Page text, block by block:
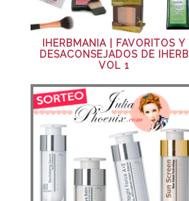
IHERBMANIA | FAVORITOS Y
DESACONSEJADOS DE IHERB
VOL 1